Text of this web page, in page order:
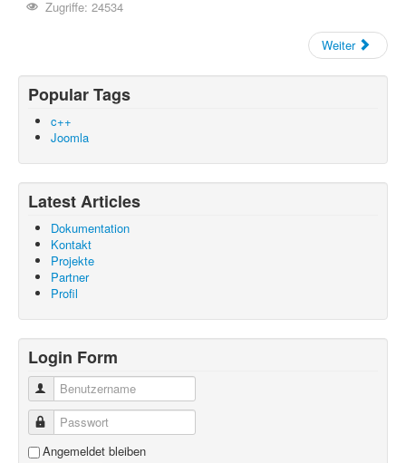
Zugriffe: 24534
Weiter
Popular Tags
c++
Joomla
Latest Articles
Dokumentation
Kontakt
Projekte
Partner
Profil
Login Form
Benutzername
Passwort
Angemeldet bleiben